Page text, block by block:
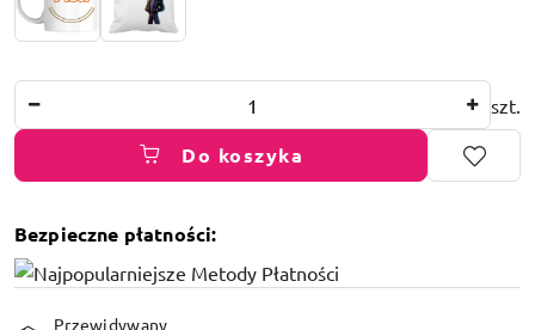
szt.
Do koszyka
Bezpieczne płatności:
Przewidywany